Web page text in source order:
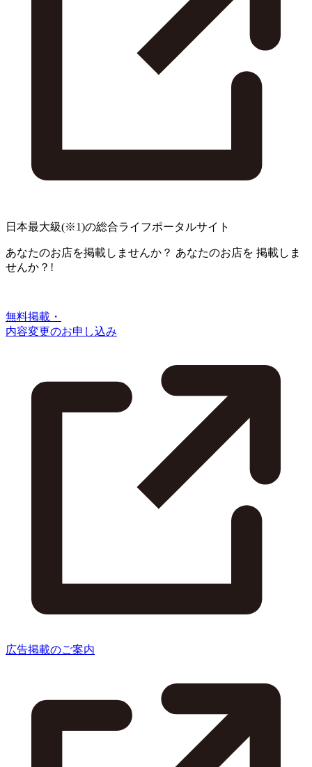
日本最大級(※1)の総合ライフポータルサイト
あなたのお店を掲載しませんか？ あなたのお店を 掲載しま
せんか？!
無料掲載・
内容変更のお申し込み
広告掲載のご案内